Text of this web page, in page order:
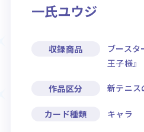
一氏ユウジ
収録商品
ブースタ
王子様』
作品区分 新テニス
カード種類 キャラ